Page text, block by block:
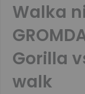
Walka
Gorilla
walk